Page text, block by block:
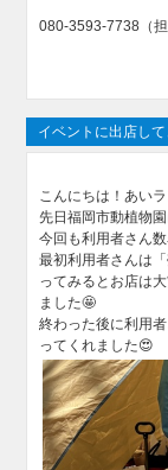
080-3593-7738（担
イベントに出店して
こんにちは！あい
先日福岡市動植物
今回も利用者さん
最初利用者さんは
ってみるとお店は
ました🤩
終わった後に利用
ってくれました😍